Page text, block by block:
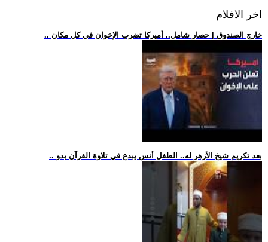
اخر الافلام
.. خارج الصندوق | حصار شامل.. أميركا تضرب الإخوان في كل مكان
.. بعد تكريم شيخ الأزهر له.. الطفل أنس يبدع في تلاوة القرآن بدو